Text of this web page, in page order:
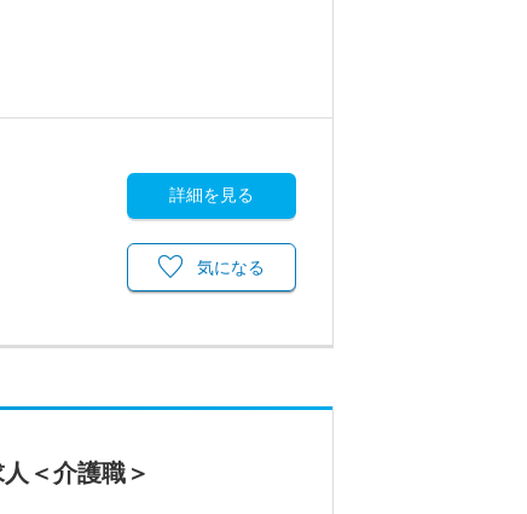
詳細を見る
気になる
＜介護職＞